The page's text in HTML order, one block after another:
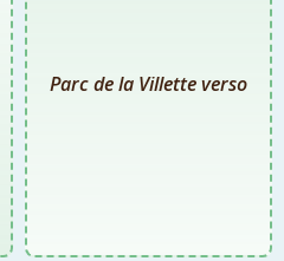
Parc de la Villette verso